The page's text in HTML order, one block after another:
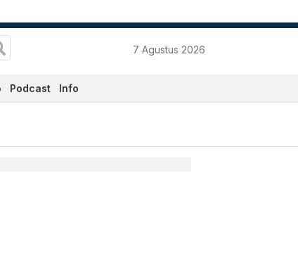
7 Agustus 2026
Podcast Info